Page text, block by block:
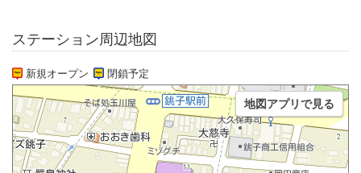
ステーション周辺地図
新規オープン 閉鎖予定
地図アプリで見る